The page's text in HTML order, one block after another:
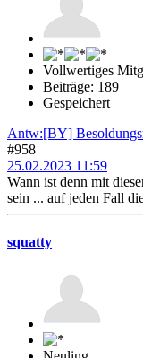
Vollwertiges
Beiträge: 189
Gespeichert
Antw:[BY]
#958
25.02.2023 11:59
Wann ist denn mit
sein ... auf jeden Fall
squatty